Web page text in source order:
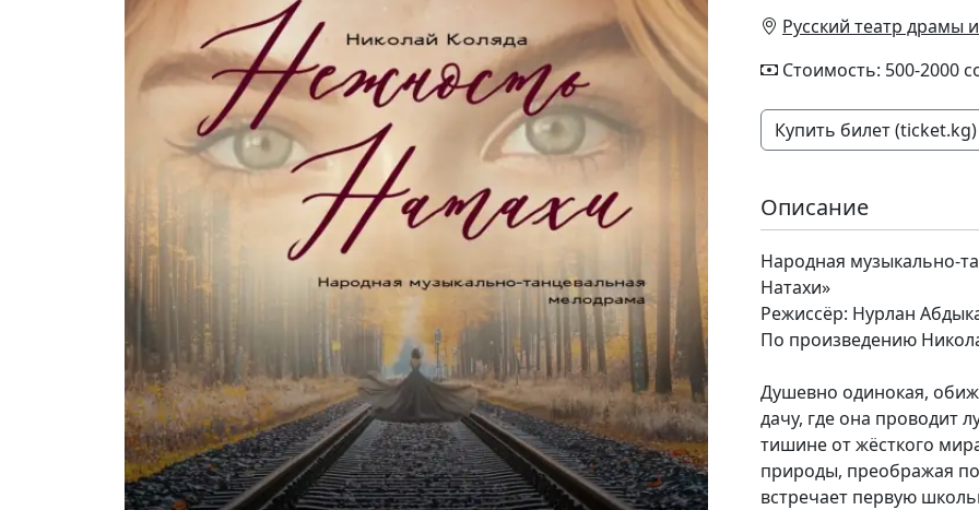
Русский театр драмы
Стоимость: 500-2000
Купить билет (ticket.kg)
Описание
Народная музыкально-
Натахи»
Режиссёр: Нурлан
По произведению
Душевно одинокая,
дачу, где она проводит
тишине от жёсткого
природы, преображая
встречает первую